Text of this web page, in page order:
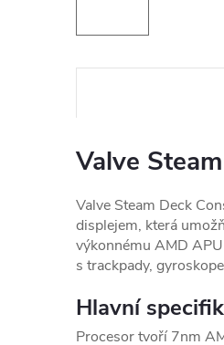
Valve
Valve Steam Deck
displejem, která
výkonnému AMD
s trackpady,
Hlavní
Procesor tvoří 7nm